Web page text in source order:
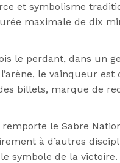
et symbolisme
maximale de dix
le perdant, dans un
le vainqueur est
billets, marque de
le Sabre
à d’autres
symbole de la